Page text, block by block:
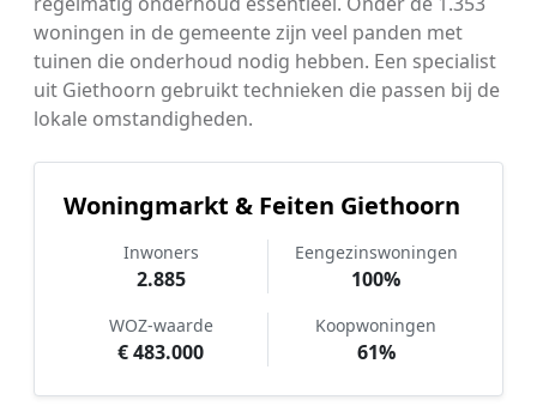
woningen in de gemeente zijn veel panden met
tuinen die onderhoud nodig hebben. Een specialist
uit Giethoorn gebruikt technieken die passen bij de
lokale omstandigheden.
Woningmarkt & Feiten Giethoorn
Inwoners
2.885
Eengezinswoningen
100%
WOZ-waarde
€ 483.000
Koopwoningen
61%